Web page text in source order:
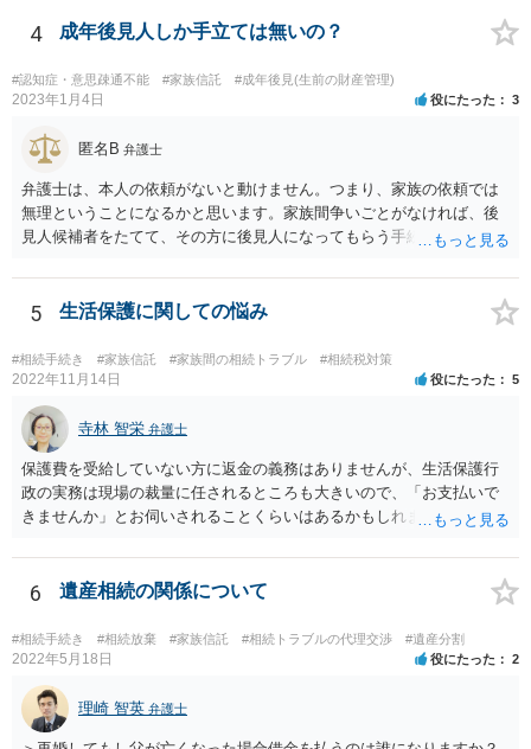
4 成年後見人しか手立ては無いの？
#認知症・意思疎通不能 #家族信託 #成年後見(生前の財産管理)
2023年1月4日 役にたった 3
匿名B 弁護士
弁護士は、本人の依頼がないと動けません。つまり、家族の依頼では
無理ということになるかと思います。家族間争いごとがなければ、後
見人候補者をたてて、その方に後見人になってもらう手続をすすめた
5 生活保護に関しての悩み
#相続手続き #家族信託 #家族間の相続トラブル #相続税対策
2022年11月14日 役にたった 5
寺林 智栄 弁護士
保護費を受給していない方に返金の義務はありませんが、生活保護行
政の実務は現場の裁量に任されるところも大きいので、「お支払いで
きませんか」とお伺いされることくらいはあるかもしれません。 通報
考えてご判断いただくのが良いと思います。
6 遺産相続の関係について
#相続手続き #相続放棄 #家族信託 #相続トラブルの代理交渉 #遺産分割
2022年5月18日 役にたった 2
理崎 智英 弁護士